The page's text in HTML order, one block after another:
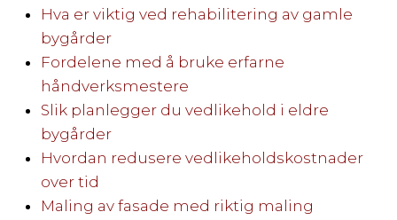
Hva er viktig ved rehabilitering av gamle
bygårder
Fordelene med å bruke erfarne
håndverksmestere
Slik planlegger du vedlikehold i eldre
bygårder
Hvordan redusere vedlikeholdskostnader
over tid
Maling av fasade med riktig maling